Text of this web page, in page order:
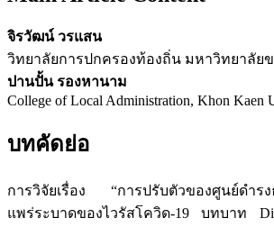
จิรวัฒน์ วรแสน
วิทยาลัยการปกครองท้องถิ่น มหาวิทยาลัย
ปานปั้น รองหานาม
College of Local Administration, Khon Kaen
บทคัดย่อ
การวิจัยเรื่อง “การปรับตัวของศูนย์ดำร
แพร่ระบาดของไวรัสโควิด-19 บทบาท